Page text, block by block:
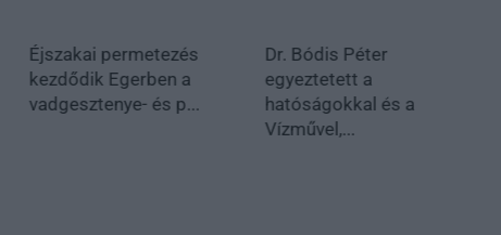
Éjszakai permetezés
kezdődik Egerben a
vadgesztenye- és p...
Dr. Bódis Péter
egyeztetett a
hatóságokkal és a
Vízművel,...